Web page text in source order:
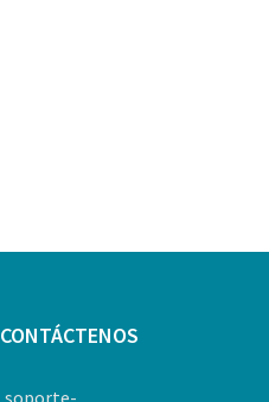
CONTÁCTENOS